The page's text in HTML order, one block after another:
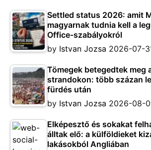
Settled status 2026: amit
magyarnak tudnia kell a
Office-szabályokról
by Istvan Jozsa 2026-07-
Tömegek betegedtek meg
strandokon: több százan
fürdés után
by Istvan Jozsa 2026-08-
Elképesztő és sokakat
álltak elő: a külföldieket
lakásokból Angliában